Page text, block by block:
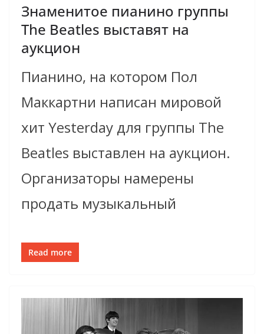
Знаменитое пианино группы
The Beatles выставят на
аукцион
Пианино, на котором Пол
Маккартни написан мировой
хит Yesterday для группы The
Beatles выставлен на аукцион.
Организаторы намерены
продать музыкальный
Read more